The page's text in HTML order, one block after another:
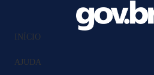
INÍCIO
AJUDA